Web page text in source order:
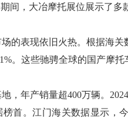
间，大冶摩托展位展示了多
表现依旧火热。根据海关
。这些驰骋全球的国产摩托
年产销量超400万辆。
首。江门海关数据显示，